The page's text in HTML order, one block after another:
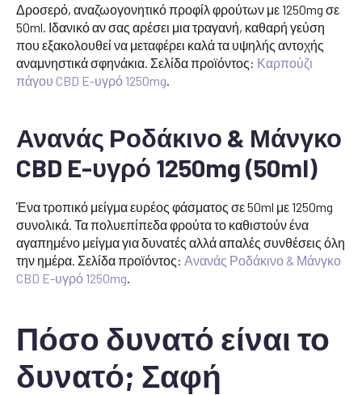
Δροσερό, αναζωογονητικό προφίλ φρούτων με 1250mg σε
50ml. Ιδανικό αν σας αρέσει μια τραγανή, καθαρή γεύση
που εξακολουθεί να μεταφέρει καλά τα υψηλής αντοχής
αναμνηστικά σφηνάκια. Σελίδα προϊόντος: Καρπούζι
πάγου CBD E-υγρό 1250mg.
Ανανάς Ροδάκινο & Μάνγκο
CBD E-υγρό 1250mg (50ml)
Ένα τροπικό μείγμα ευρέος φάσματος σε 50ml με 1250mg
συνολικά. Τα πολυεπίπεδα φρούτα το καθιστούν ένα
αγαπημένο μείγμα για δυνατές αλλά απαλές συνθέσεις όλη
την ημέρα. Σελίδα προϊόντος: Ανανάς Ροδάκινο & Μάνγκο
CBD E-υγρό 1250mg.
Πόσο δυνατό είναι το
δυνατό; Σαφή